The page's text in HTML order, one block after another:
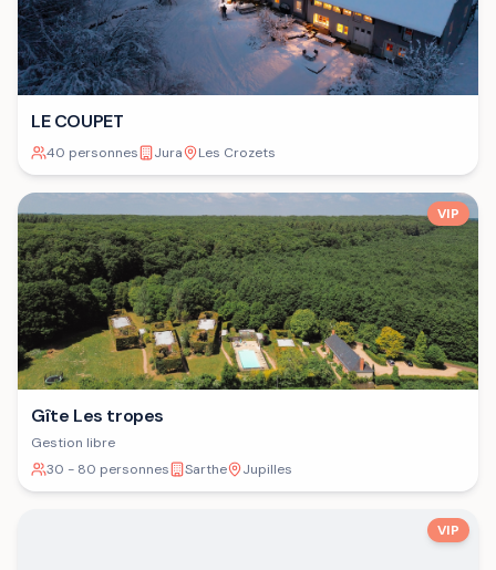
LE COUPET
40 personnes Jura Les Crozets
VIP
Gîte Les tropes
Gestion libre
30 - 80 personnes
Sarthe Jupilles
VIP